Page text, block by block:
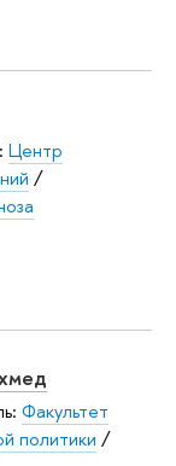
Центр
/
Факультет
политики /